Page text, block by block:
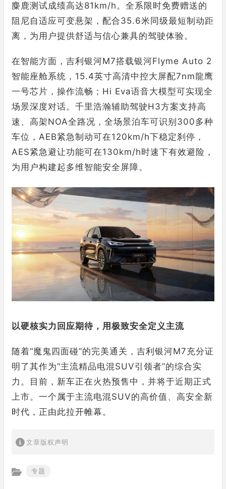
麋鹿测试成绩高达81km/h。全系限时免费赠送的
阻尼自适应可变悬架，配合35.6米同级最短制动距
离，为用户提供舒适与信心兼具的驾驶体验。
在智能方面，吉利银河M7搭载银河Flyme Auto 2
智能座舱系统，15.4英寸高清中控大屏配7nm龍鹰
一号芯片，操作流畅；Hi Eva语音大模型可实现全
场景深度对话。千里浩瀚辅助驾驶H3方案支持高
速、高架NOA全路况，全场景泊车可识别300多种
车位，AEB紧急制动可在120km/h下稳定刹停，
AES紧急避让功能可在130km/h时速下有效避险，
为用户构建起多维智能安全屏障。
以硬核实力回应期待，用极致安全定义主流
随着“魔鬼四面碰”的完美通关，吉利银河M7充分证
明了其作为“主流精品电混SUV引领者”的综合实
力。目前，新车正在火热预售中，并将于近期正式
上市。一个属于主流电混SUV的高价值、高安全新
时代，正由此拉开帷幕。
文章版权声明
专题